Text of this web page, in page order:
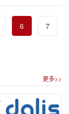
6
7
更多>>